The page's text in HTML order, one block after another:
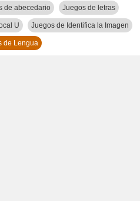
de abecedario Juegos de letras
U Juegos de Identifica la Imagen
de Lengua